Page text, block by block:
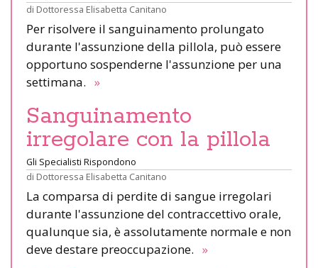
di Dottoressa Elisabetta Canitano
Per risolvere il sanguinamento prolungato
durante l'assunzione della pillola, può essere
opportuno sospenderne l'assunzione per una
settimana. »
Sanguinamento
irregolare con la pillola
Gli Specialisti Rispondono
di Dottoressa Elisabetta Canitano
La comparsa di perdite di sangue irregolari
durante l'assunzione del contraccettivo orale,
qualunque sia, è assolutamente normale e non
deve destare preoccupazione. »